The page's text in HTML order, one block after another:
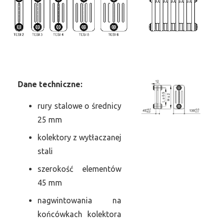
Dane techniczne:
rury stalowe o średnicy
25 mm
kolektory z wytłaczanej
stali
szerokość elementów
45 mm
nagwintowania na
końcówkach kolektora